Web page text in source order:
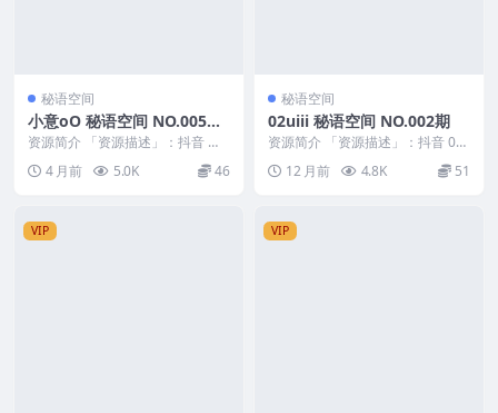
秘语空间
小意oO 秘语空间 NO.005期
最新至：2026.4.3
资源简介 「资源描述」：抖音 小
意oO 秘语空间 NO.005期 【12P1
V】...4 月前 5.0K 46
秘语空间
02uiii 秘语空间 NO.002期
资源简介 「资源描述」：抖音 02
uiii 秘语空间 NO.002期 【3V】 ...
12 月前 4.8K 51
VIP VIP